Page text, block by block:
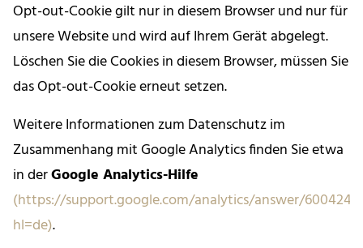
Opt-out-Cookie gilt nur in diesem Browser und nur für
unsere Website und wird auf Ihrem Gerät abgelegt.
Löschen Sie die Cookies in diesem Browser, müssen Sie
das Opt-out-Cookie erneut setzen.
Weitere Informationen zum Datenschutz im
Zusammenhang mit Google Analytics finden Sie etwa
in derGoogle Analytics-Hilfe
(https://support.google.com/analytics/answer/
hl=de).